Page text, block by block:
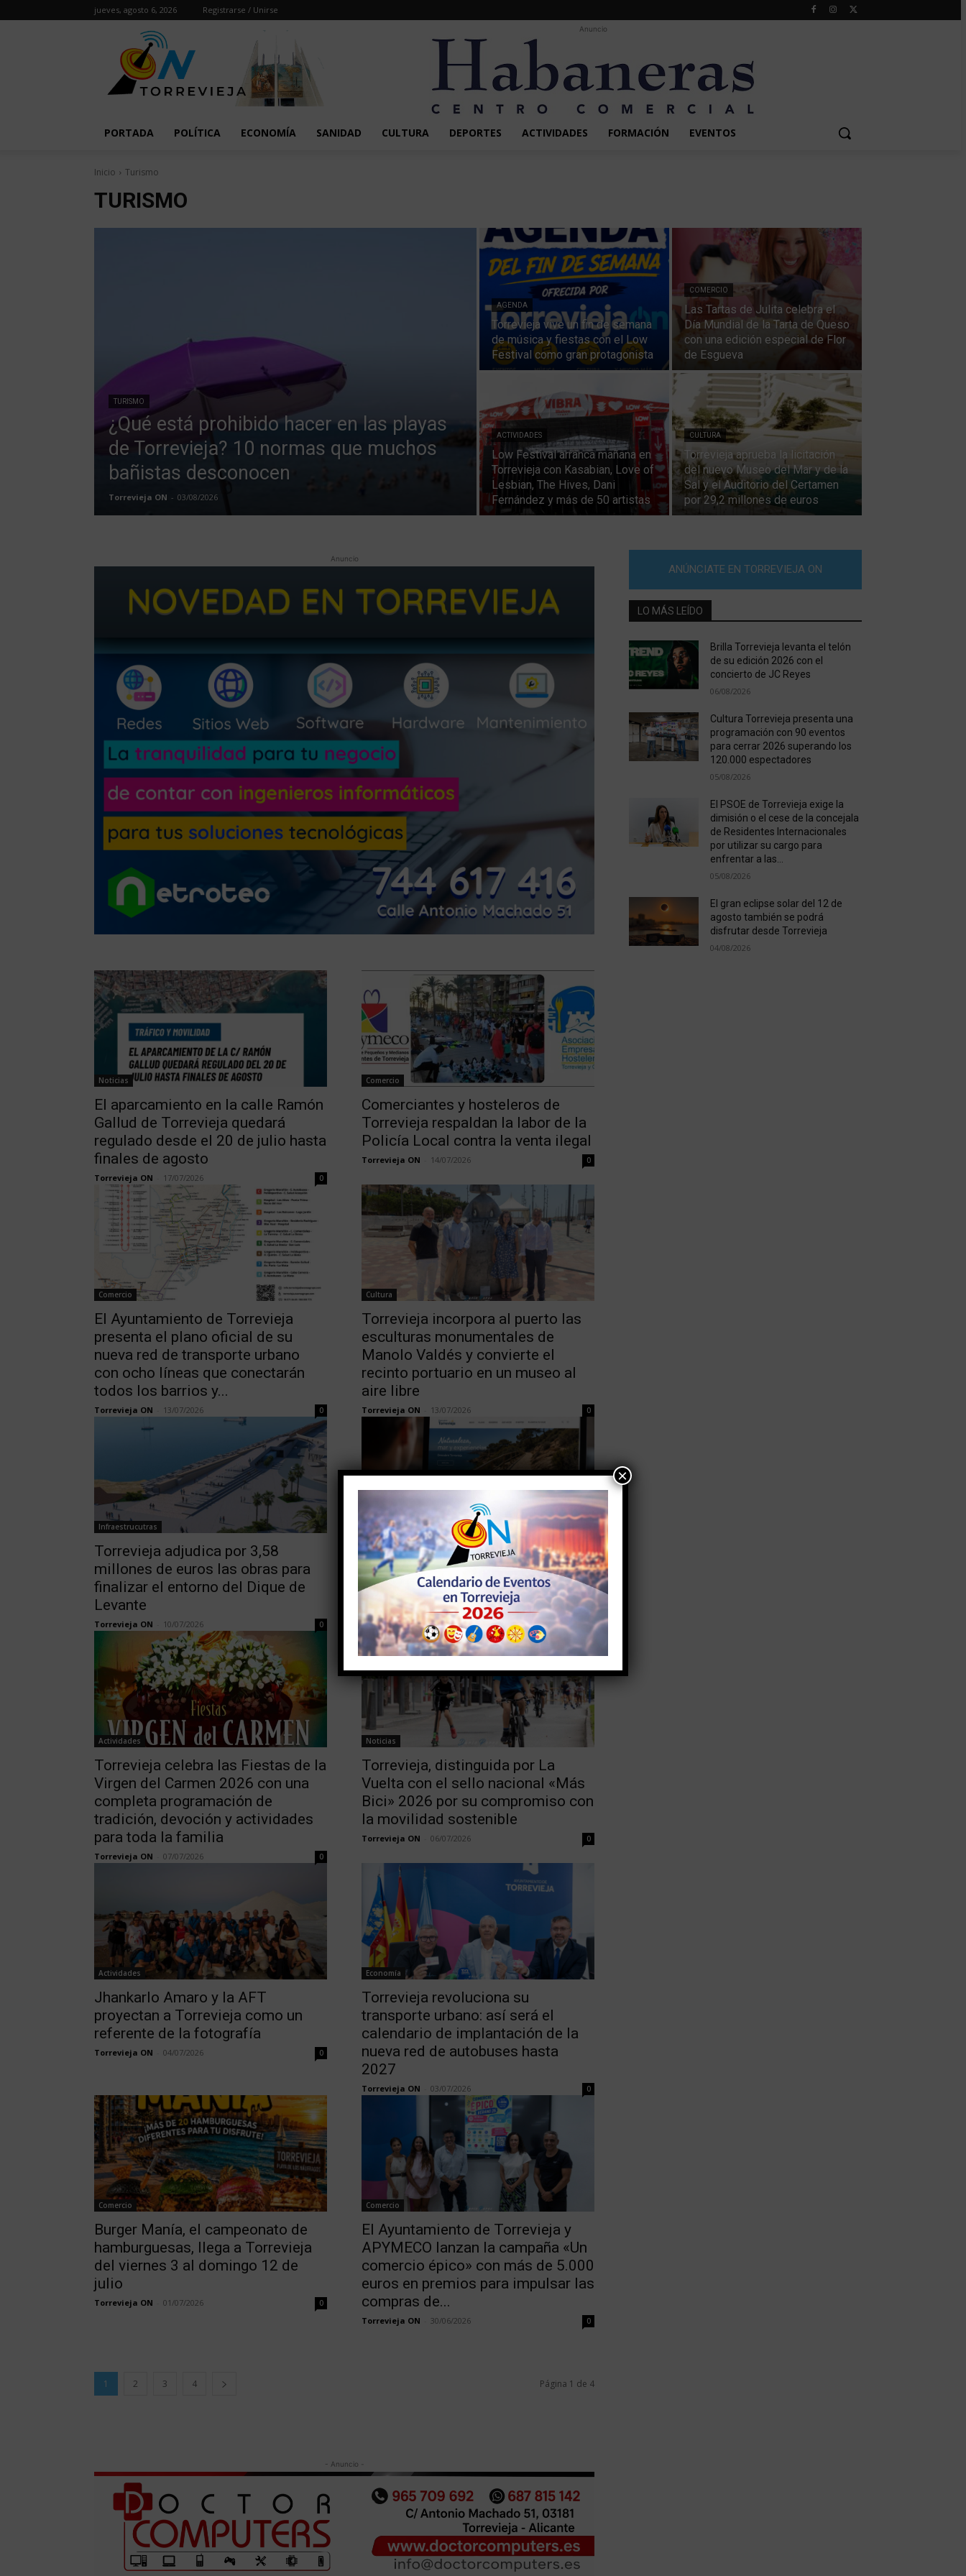
jueves, agosto 6, 2026 Registrarse / Unirse
Anuncio
PORTADA POLÍTICA ECONOMÍA SANIDAD CULTURA DEPORTES ACTIVIDADES FORMACIÓN EVENTOS
Inicio Turismo
TURISMO
TURISMO
¿Qué está prohibido hacer en las playas
de Torrevieja? 10 normas que muchos
bañistas desconocen
Torrevieja ON - 03/08/2026
AGENDA
Torrevieja vive un fin de semana
de música y fiestas con el Low
Festival como gran protagonista
COMERCIO
Las Tartas de Julita celebra el
Día Mundial de la Tarta de Queso
con una edición especial de Flor
de Esgueva
ACTIVIDADES
Low Festival arranca mañana en
Torrevieja con Kasabian, Love of
Lesbian, The Hives, Dani
Fernández y más de 50 artistas
CULTURA
Torrevieja aprueba la licitación
del nuevo Museo del Mar y de la
Sal y el Auditorio del Certamen
por 29,2 millones de euros
Anuncio
Noticias
El aparcamiento en la calle Ramón
Gallud de Torrevieja quedará
regulado desde el 20 de julio hasta
finales de agosto
Torrevieja ON 17/07/2026 0
Comercio
Comerciantes y hosteleros de
Torrevieja respaldan la labor de la
Policía Local contra la venta ilegal
Torrevieja ON 14/07/2026 0
Comercio
El Ayuntamiento de Torrevieja
presenta el plano oficial de su
nueva red de transporte urbano
con ocho líneas que conectarán
todos los barrios y...
Torrevieja ON 13/07/2026 0
Cultura
Torrevieja incorpora al puerto las
esculturas monumentales de
Manolo Valdés y convierte el
recinto portuario en un museo al
aire libre
Torrevieja ON 13/07/2026 0
Infraestrucutras
Torrevieja adjudica por 3,58
millones de euros las obras para
finalizar el entorno del Dique de
Levante
Torrevieja ON 10/07/2026 0
Medio Ambiente
Torrevieja estrena una nueva web
turística para impulsar la
promoción del destino y apoyar al
sector local
Torrevieja ON - 09/07/2026
Actividades
Torrevieja celebra las Fiestas de la
Virgen del Carmen 2026 con una
completa programación de
tradición, devoción y actividades
para toda la familia
Torrevieja ON 07/07/2026 0
Noticias
Torrevieja, distinguida por La
Vuelta con el sello nacional «Más
Bici» 2026 por su compromiso con
la movilidad sostenible
Torrevieja ON 06/07/2026 0
Actividades
Jhankarlo Amaro y la AFT
proyectan a Torrevieja como un
referente de la fotografía
Torrevieja ON 04/07/2026 0
Economía
Torrevieja revoluciona su
transporte urbano: así será el
calendario de implantación de la
nueva red de autobuses hasta
2027
Torrevieja ON 03/07/2026 0
Comercio
Burger Manía, el campeonato de
hamburguesas, llega a Torrevieja
del viernes 3 al domingo 12 de
julio
Torrevieja ON 01/07/2026 0
Comercio
El Ayuntamiento de Torrevieja y
APYMECO lanzan la campaña «Un
comercio épico» con más de 5.000
euros en premios para impulsar las
compras de...
Torrevieja ON 30/06/2026 0
1 2 3 4 Página 1 de 4
- Anuncio -
ANÚNCIATE EN TORREVIEJA ON
LO MÁS LEÍDO
Brilla Torrevieja levanta el telón
de su edición 2026 con el
concierto de JC Reyes
06/08/2026
Cultura Torrevieja presenta una
programación con 90 eventos
para cerrar 2026 superando los
120.000 espectadores
05/08/2026
El PSOE de Torrevieja exige la
dimisión o el cese de la concejala
de Residentes Internacionales
por utilizar su cargo para
enfrentar a las...
05/08/2026
El gran eclipse solar del 12 de
agosto también se podrá
disfrutar desde Torrevieja
04/08/2026
×